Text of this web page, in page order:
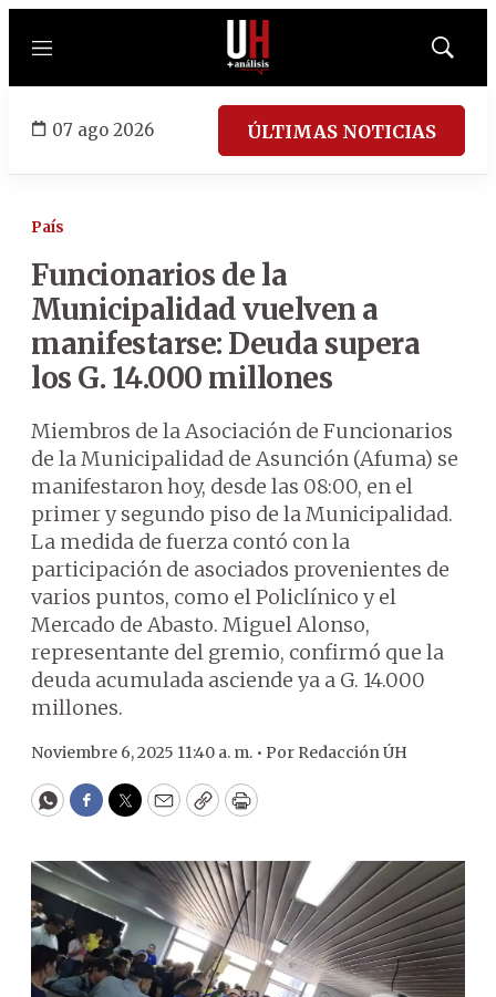
Menú
Mostrar
07 ago 2026 ÚLTIMAS NOTICIAS
País
Funcionarios de la
Municipalidad vuelven a
manifestarse: Deuda supera
los G. 14.000 millones
Miembros de la Asociación de Funcionarios
de la Municipalidad de Asunción (Afuma) se
manifestaron hoy, desde las 08:00, en el
primer y segundo piso de la Municipalidad.
La medida de fuerza contó con la
participación de asociados provenientes de
varios puntos, como el Policlínico y el
Mercado de Abasto. Miguel Alonso,
representante del gremio, confirmó que la
deuda acumulada asciende ya a G. 14.000
millones.
Noviembre 6, 2025 11:40 a. m. • Por Redacción ÚH
WhatsApp
Facebook
Twitter
EmailCopyPrint